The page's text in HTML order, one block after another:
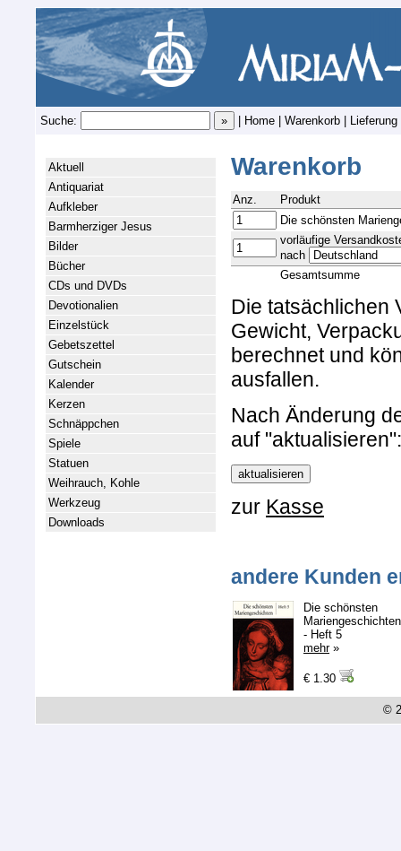
Suche: Home Warenkorb Lieferung
Aktuell
Antiquariat
Aufkleber
Barmherziger Jesus
Bilder
Bücher
CDs und DVDs
Devotionalien
Einzelstück
Gebetszettel
Gutschein
Kalender
Kerzen
Schnäppchen
Spiele
Statuen
Weihrauch, Kohle
Werkzeug
Downloads
Warenkorb
Anz.
Produkt
Die schönsten
vorläufige
nach
Gesamtsumme
Die tatsächlichen
Gewicht,
berechnet und
ausfallen.
Nach Änderung
auf "aktualisieren":
zur Kasse
andere Kunden
Die schönsten
Mariengeschichten
- Heft 5
mehr»
€ 1.30
©